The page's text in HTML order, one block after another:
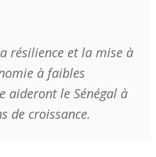
résilience et la mise à
à faibles
aideront le Sénégal à
de croissance.